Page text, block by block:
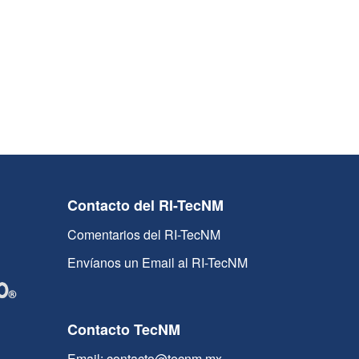
Contacto del RI-TecNM
Comentarios del RI-TecNM
Envíanos un Email al RI-TecNM
Contacto TecNM